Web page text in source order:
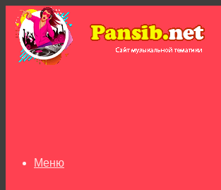
Меню